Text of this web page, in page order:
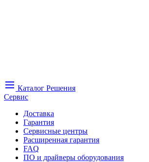
Каталог Решения
Сервис
Доставка
Гарантия
Сервисные центры
Расширенная гарантия
FAQ
ПО и драйверы оборудования